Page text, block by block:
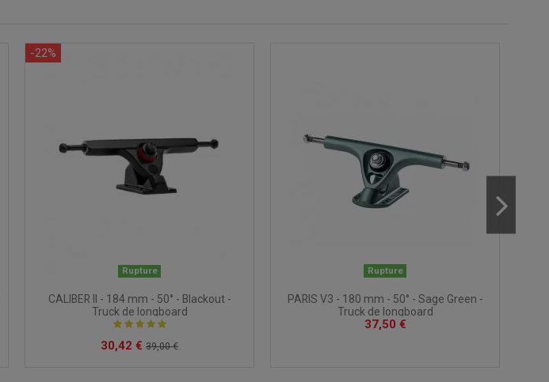
-22%
Rupture
CALIBER II - 184 mm - 50° - Blackout -
Truck de longboard
30,42 € 39,00 €
Rupture
PARIS V3 - 180 mm - 50° - Sage Green -
Truck de longboard
37,50 €